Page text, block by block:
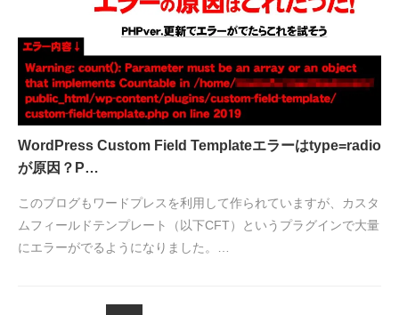
WordPress Custom Field Templateエラーはtype=radio
が原因？P…
このブログもワードプレスを利用して作られていますが、カスタ
ムフィールドテンプレート（以下CFT）というプラグインで大量
にエラーがでるようになりました。…